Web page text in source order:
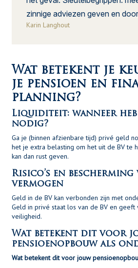
zinnige adviezen geven en
Karin Langhout
Wat betekent je
je pensioen en
planning?
Liquiditeit: wanneer
nodig?
Ga je (binnen afzienbare tijd) privé geld
het je extra belasting om het uit de BV te
kan dan rust geven.
Risico’s en bescherming
vermogen
Geld in de BV kan verbonden zijn met
Geld in privé staat los van de BV en geeft
veiligheid.
Wat betekent dit voor
pensioenopbouw als
Wat betekent dit voor jouw